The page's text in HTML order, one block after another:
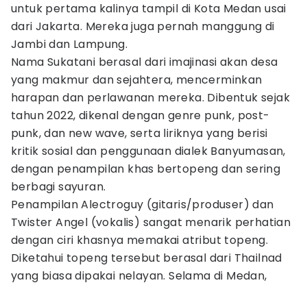
untuk pertama kalinya tampil di Kota Medan usai
dari Jakarta. Mereka juga pernah manggung di
Jambi dan Lampung.
Nama Sukatani berasal dari imajinasi akan desa
yang makmur dan sejahtera, mencerminkan
harapan dan perlawanan mereka. Dibentuk sejak
tahun 2022, dikenal dengan genre punk, post-
punk, dan new wave, serta liriknya yang berisi
kritik sosial dan penggunaan dialek Banyumasan,
dengan penampilan khas bertopeng dan sering
berbagi sayuran.
Penampilan Alectroguy (gitaris/produser) dan
Twister Angel (vokalis) sangat menarik perhatian
dengan ciri khasnya memakai atribut topeng.
Diketahui topeng tersebut berasal dari Thailnad
yang biasa dipakai nelayan. Selama di Medan,